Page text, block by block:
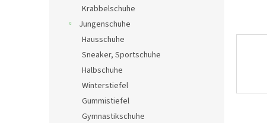
Krabbelschuhe
Jungenschuhe
Hausschuhe
Sneaker, Sportschuhe
Halbschuhe
Winterstiefel
Gummistiefel
Gymnastikschuhe